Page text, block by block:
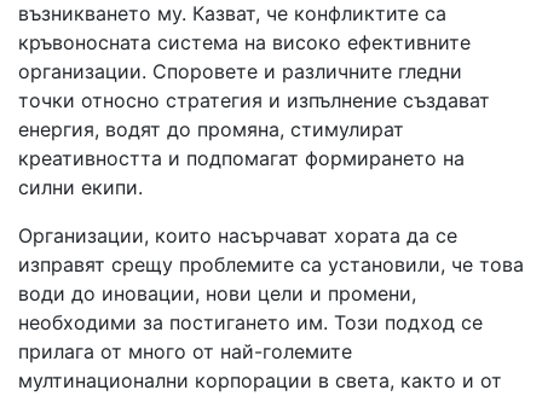
възникването му. Казват, че конфликтите са
кръвоносната система на високо ефективните
организации. Споровете и различните гледни
точки относно стратегия и изпълнение създават
енергия, водят до промяна, стимулират
креативността и подпомагат формирането на
силни екипи.
Организации, които насърчават хората да се
изправят срещу проблемите са установили, че това
води до иновации, нови цели и промени,
необходими за постигането им. Този подход се
прилага от много от най-големите
мултинационални корпорации в света, както и от